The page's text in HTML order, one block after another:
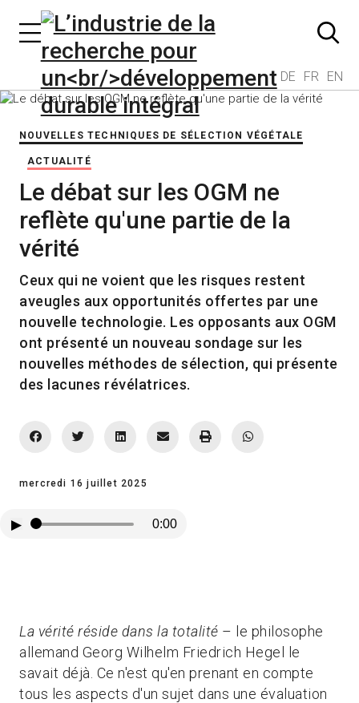
DE FR EN
NOUVELLES TECHNIQUES DE SÉLECTION VÉGÉTALE
ACTUALITÉ
Le débat sur les OGM ne
reflète qu'une partie de la
vérité
Ceux qui ne voient que les risques restent
aveugles aux opportunités offertes par une
nouvelle technologie. Les opposants aux OGM
ont présenté un nouveau sondage sur les
nouvelles méthodes de sélection, qui présente
des lacunes révélatrices.
mercredi 16 juillet 2025
▶ 0:00
La vérité réside dans la totalité – le philosophe
allemand Georg Wilhelm Friedrich Hegel le
savait déjà. Ce n'est qu'en prenant en compte
tous les aspects d'un sujet dans une évaluation